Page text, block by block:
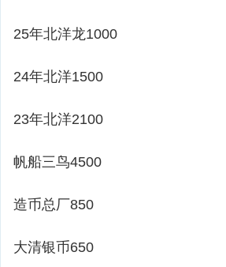
25年北洋龙1000
24年北洋1500
23年北洋2100
帆船三鸟4500
造币总厂850
大清银币650